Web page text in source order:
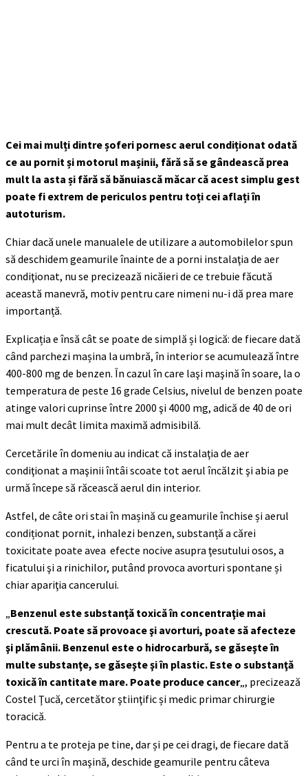
Cei mai mulți dintre șoferi pornesc aerul condiționat odată
ce au pornit și motorul mașinii, fără să se gândească prea
mult la asta și fără să bănuiască măcar că acest simplu gest
poate fi extrem de periculos pentru toți cei aflați în
autoturism.
Chiar dacă unele manualele de utilizare a automobilelor spun
să deschidem geamurile înainte de a porni instalaţia de aer
condiţionat, nu se precizează nicăieri de ce trebuie făcută
această manevră, motiv pentru care nimeni nu-i dă prea mare
importanță.
Explicația e însă cât se poate de simplă și logică: de fiecare dată
când parchezi mașina la umbră, în interior se acumulează între
400-800 mg de benzen. În cazul în care laşi maşină în soare, la o
temperatura de peste 16 grade Celsius, nivelul de benzen poate
atinge valori cuprinse între 2000 şi 4000 mg, adică de 40 de ori
mai mult decât limita maximă admisibilă.
Cercetările în domeniu au indicat că instalaţia de aer
condiţionat a maşinii întâi scoate tot aerul încălzit şi abia pe
urmă începe să răcească aerul din interior.
Astfel, de câte ori stai în mașină cu geamurile închise și aerul
condiționat pornit, inhalezi benzen, substanță a cărei
toxicitate poate avea efecte nocive asupra ţesutului osos, a
ficatului şi a rinichilor, putând provoca avorturi spontane și
chiar apariţia cancerului.
„Benzenul este substanţă toxică în concentraţie mai
crescută. Poate să provoace şi avorturi, poate să afecteze
şi plămânii. Benzenul este o hidrocarbură, se găseşte în
multe substanţe, se găseşte şi în plastic. Este o substanţă
toxică în cantitate mare. Poate produce cancer„, precizează
Costel Ţucă, cercetător ştiinţific și medic primar chirurgie
toracică.
Pentru a te proteja pe tine, dar și pe cei dragi, de fiecare dată
când te urci în maşină, deschide geamurile pentru câteva